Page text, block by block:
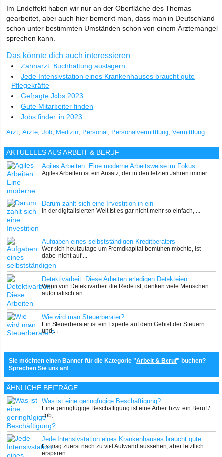
Im Endeffekt haben wir nur an der Oberfläche des Themas
gearbeitet, aber auch hier bemerkt man, dass man in Deutschland
schon unter bestimmten Umständen schon von einem Ärztemangel
sprechen kann.
Das könnte dich auch interessieren
Zahnarzt: Buchhaltung auslagern
Jede Intensivstation eines Krankenhauses braucht gute
Pflegekräfte
Gefragte Jobs 2023
Gute Mitarbeiter finden
Jobs finden in 2023
Arzt,Ärzte,Job, Medizin, Personal , Personalvermittlung,Vermittlung
AKTUELLES AUSARBEIT & BERUF
Agiles Arbeiten: Eine moderne Arbeitsweise im Fokus
Agiles Arbeiten ist ein Ansatz, der in den letzten Jahren immer ...
Darum zahlt sich eine Investition in ein
Bewerbungscoaching langfristig aus
In der digitalisierten Welt ist es gar nicht mehr so einfach, ...
Aufgaben eines selbstständigen Kreditberaters
Wer sich heutzutage um Fremdkapital bemühen möchte, ist
dabei nicht auf ...
Detektivarbeit: Diese Arbeiten erledigen Detekteien
Wenn von Detektivarbeit die Rede ist, denken viele Menschen
automatisch an ...
Wie wird man Steuerberater?
Ein Steuerberater ist ein Experte auf dem Gebiet der Steuern
und ...
Sie möchten einen Banner für die Kategorie "Arbeit & Beruf" buchen?
Sprechen Sie uns an!
ÄHNLICHE BEITRÄGE
Was ist eine geringfügige Beschäftigung?
Eine geringfügige Beschäftigung ist eine Arbeit bzw. ein Beruf /
Job, ...
Jede Intensivstation eines Krankenhauses braucht gute
Pflegekräfte
Es mag zuerst nach zu viel Aufwand aussehen, aber letztlich
ersparen ...